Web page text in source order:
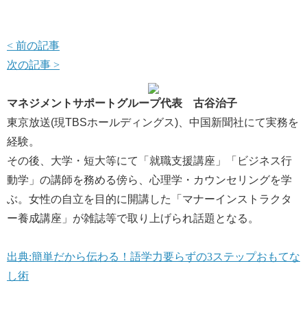
< 前の記事
次の記事 >
マネジメントサポートグループ代表 古谷治子
東京放送(現TBSホールディングス)、中国新聞社にて実務を
経験。
その後、大学・短大等にて「就職支援講座」「ビジネス行
動学」の講師を務める傍ら、心理学・カウンセリングを学
ぶ。女性の自立を目的に開講した「マナーインストラクタ
ー養成講座」が雑誌等で取り上げられ話題となる。
出典:簡単だから伝わる！語学力要らずの3ステップおもてな
し術